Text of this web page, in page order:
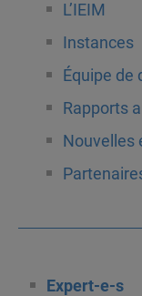
L’IEIM
Instances
Équipe de
Rapports
Nouvelles
Expert-e-s